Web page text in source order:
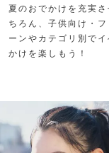
夏のおでかけを充実
ちろん、子供向け・
ーンやカテゴリ別で
かけを楽しもう！